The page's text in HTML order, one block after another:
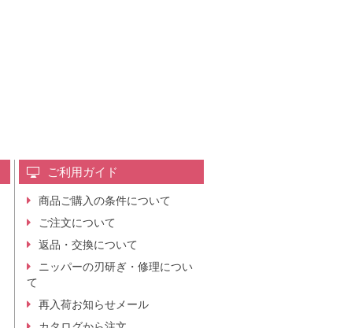
ご利用ガイド
商品ご購入の条件について
ご注文について
返品・交換について
ニッパーの刃研ぎ・修理につい
て
再入荷お知らせメール